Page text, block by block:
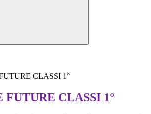
CLASSI 1°
CLASSI 1°